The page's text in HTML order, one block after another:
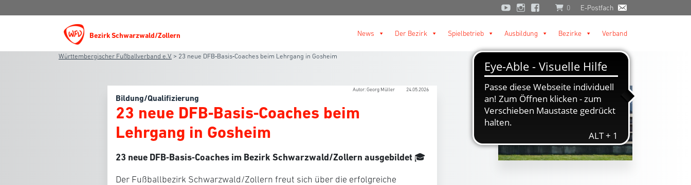
0 E-Postfach
Bezirk Schwarzwald/Zollern News Der Bezirk Spielbetrieb Ausbildung Bezirke Verband
Württembergischer Fußballverband e.V. > 23 neue DFB‑Basis‑Coaches beim Lehrgang in Gosheim
Autor: Georg Müller 24.05.2026
Bildung/Qualifizierung
23 neue DFB‑Basis‑Coaches beim
Lehrgang in Gosheim
23 neue DFB‑Basis‑Coaches im Bezirk Schwarzwald/Zollern ausgebildet 🎓
Der Fußballbezirk Schwarzwald/Zollern freut sich über die erfolgreiche